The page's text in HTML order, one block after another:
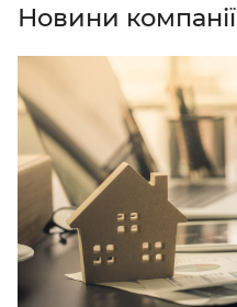
Новини компанії